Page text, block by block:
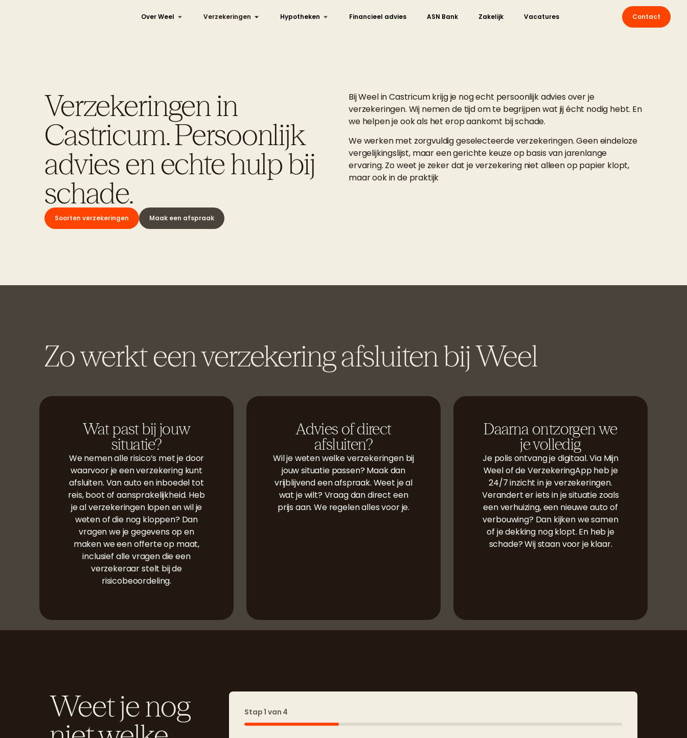
Over Weel Verzekeringen Hypotheken Financieel advies ASN Bank Zakelijk Vacatures Contact
Verzekeringen in
Castricum. Persoonlijk
advies en echte hulp bij
schade.
Soorten verzekeringen Maak een afspraak
Bij Weel in Castricum krijg je nog echt persoonlijk advies over je
verzekeringen. Wij nemen de tijd om te begrijpen wat jij écht nodig hebt. En
we helpen je ook als het erop aankomt bij schade.
We werken met zorgvuldig geselecteerde verzekeringen. Geen eindeloze
vergelijkingslijst, maar een gerichte keuze op basis van jarenlange
ervaring. Zo weet je zeker dat je verzekering niet alleen op papier klopt,
maar ook in de praktijk
Zo werkt een verzekering afsluiten bij Weel
Wat past bij jouw
situatie?
We nemen alle risico’s met je door
waarvoor je een verzekering kunt
afsluiten. Van auto en inboedel tot
reis, boot of aansprakelijkheid. Heb
je al verzekeringen lopen en wil je
weten of die nog kloppen? Dan
vragen we je gegevens op en
maken we een offerte op maat,
inclusief alle vragen die een
verzekeraar stelt bij de
risicobeoordeling.
Advies of direct
afsluiten?
Wil je weten welke verzekeringen bij
jouw situatie passen? Maak dan
vrijblijvend een afspraak. Weet je al
wat je wilt? Vraag dan direct een
prijs aan. We regelen alles voor je.
Daarna ontzorgen we
je volledig
Je polis ontvang je digitaal. Via Mijn
Weel of de VerzekeringApp heb je
24/7 inzicht in je verzekeringen.
Verandert er iets in je situatie zoals
een verhuizing, een nieuwe auto of
verbouwing? Dan kijken we samen
of je dekking nog klopt. En heb je
schade? Wij staan voor je klaar.
Weet je nog
Stap 1 van 4